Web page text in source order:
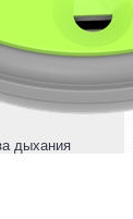
дыхания